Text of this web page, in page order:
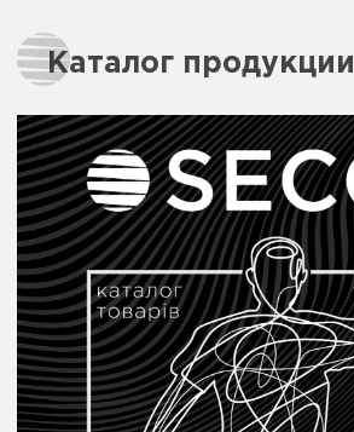
Каталог продукции